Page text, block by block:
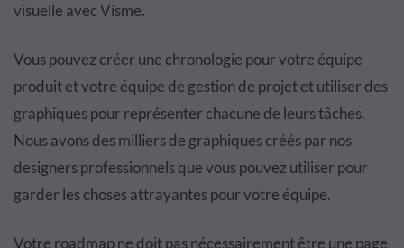
visuelle avec Visme.
Vous pouvez créer une chronologie pour votre équipe
produit et votre équipe de gestion de projet et utiliser des
graphiques pour représenter chacune de leurs tâches.
Nous avons des milliers de graphiques créés par nos
designers professionnels que vous pouvez utiliser pour
garder les choses attrayantes pour votre équipe.
Votre roadmap ne doit pas nécessairement être une page